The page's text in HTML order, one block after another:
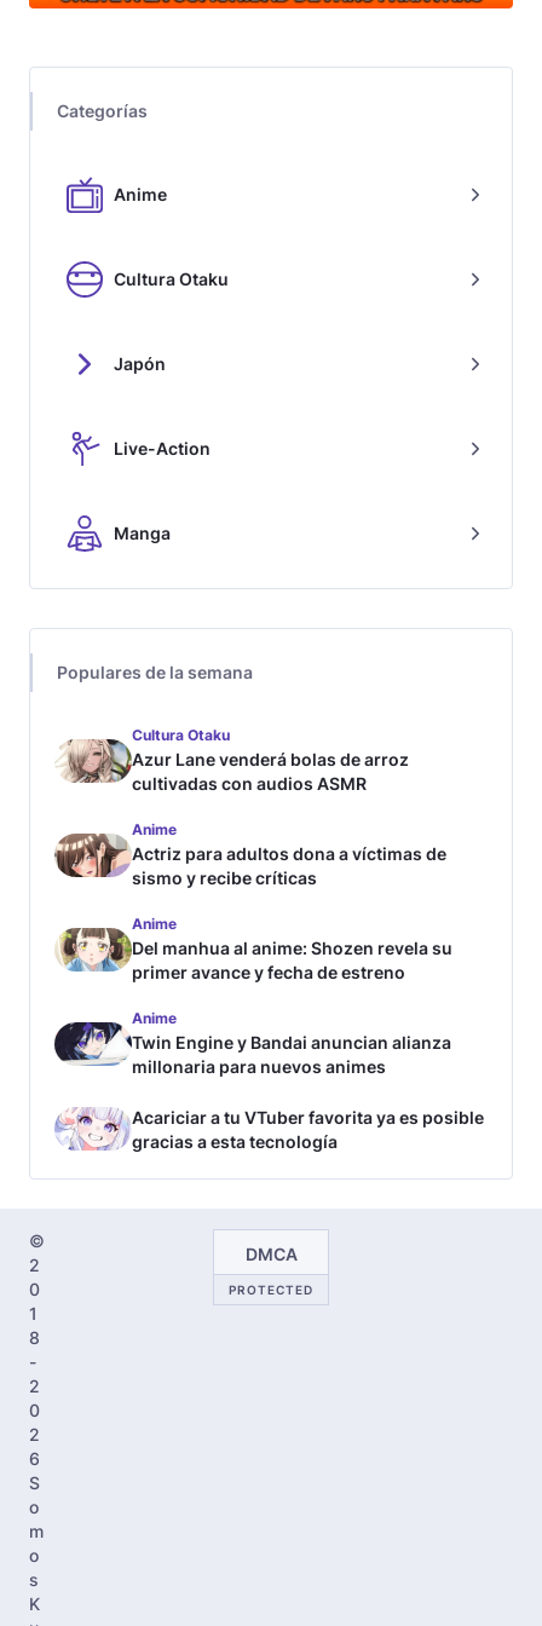
Categorías
Anime
Cultura Otaku
Japón
Live-Action
Manga
Populares de la semana
Cultura Otaku
Azur Lane venderá bolas de arroz
cultivadas con audios ASMR
Anime
Actriz para adultos dona a víctimas de
sismo y recibe críticas
Anime
Del manhua al anime: Shozen revela su
primer avance y fecha de estreno
Anime
Twin Engine y Bandai anuncian alianza
millonaria para nuevos animes
Acariciar a tu VTuber favorita ya es posible
gracias a esta tecnología
©
2
0
1
8
-
2
0
2
6
S
o
m
o
s
K
DMCA
PROTECTED